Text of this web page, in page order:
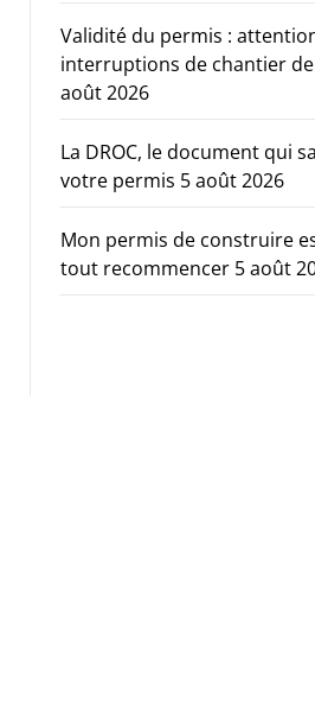
Validité du permis :
interruptions de chantier de
août 2026
La DROC, le document qui
votre permis 5 août 2026
Mon permis de construire
tout recommencer 5 août